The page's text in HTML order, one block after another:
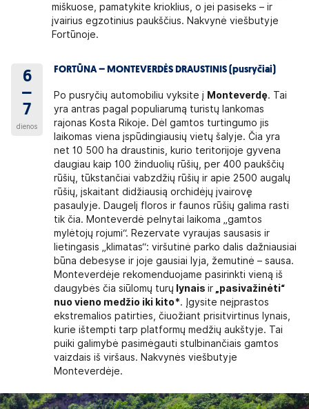
miškuose, pamatykite krioklius, o jei pasiseks – ir
įvairius egzotinius paukščius. Nakvynė viešbutyje
Fortūnoje.
6
–
7
dienos
FORTŪNA – MONTEVERDĖS DRAUSTINIS (pusryčiai)
Po pusryčių automobiliu vyksite į Monteverdę. Tai
yra antras pagal populiarumą turistų lankomas
rajonas Kosta Rikoje. Dėl gamtos turtingumo jis
laikomas viena įspūdingiausių vietų šalyje. Čia yra
net 10 500 ha draustinis, kurio teritorijoje gyvena
daugiau kaip 100 žinduolių rūšių, per 400 paukščių
rūšių, tūkstančiai vabzdžių rūšių ir apie 2500 augalų
rūšių, įskaitant didžiausią orchidėjų įvairovę
pasaulyje. Daugelį floros ir faunos rūšių galima rasti
tik čia. Monteverdė pelnytai laikoma „gamtos
mylėtojų rojumi“. Rezervate vyraujas sausasis ir
lietingasis „klimatas“: viršutinė parko dalis dažniausiai
būna debesyse ir joje gausiai lyja, žemutinė – sausa.
Monteverdėje rekomenduojame pasirinkti vieną iš
daugybės čia siūlomų turų lynais ir „pasivažinėti“
nuo vieno medžio iki kito*. Įgysite neįprastos
ekstremalios patirties, čiuožiant prisitvirtinus lynais,
kurie ištempti tarp platformų medžių aukštyje. Tai
puiki galimybė pasimėgauti stulbinančiais gamtos
vaizdais iš viršaus. Nakvynės viešbutyje
Monteverdėje.